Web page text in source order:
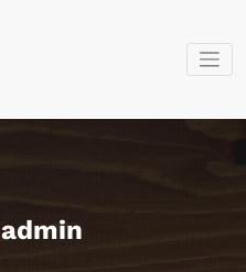
Dmv Bilişim
admin